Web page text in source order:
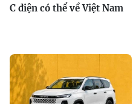
C điện có thể về Việt Nam